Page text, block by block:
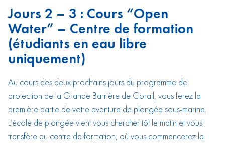
Jours 2 – 3 : Cours “Open
Water” – Centre de formation
(étudiants en eau libre
uniquement)
Au cours des deux prochains jours du programme de
protection de la Grande Barrière de Corail, vous ferez la
première partie de votre aventure de plongée sous-marine.
L’école de plongée vient vous chercher tôt le matin et vous
transfère au centre de formation, où vous commencerez la